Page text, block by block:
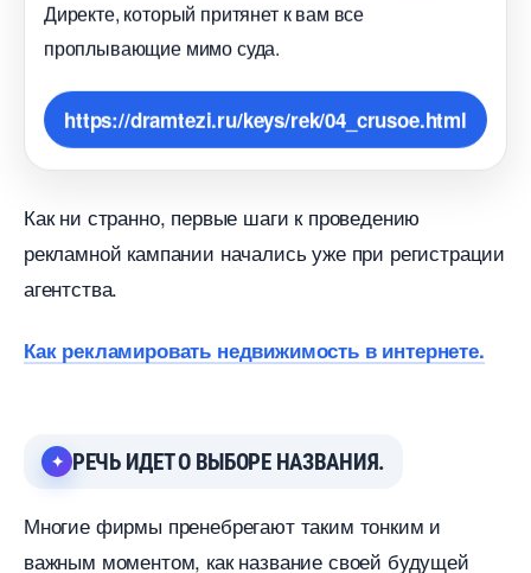
Директе, который притянет к вам все
проплывающие мимо суда.
https://dramtezi.ru/keys/rek/04_crusoe.html
Как ни странно, первые шаги к проведению
рекламной кампании начались уже при регистрации
агентства.
Как рекламировать недвижимость в интернете.
РЕЧЬ ИДЕТ О ВЫБОРЕ НАЗВАНИЯ.
Многие фирмы пренебрегают таким тонким и
ажным моментом, как название своей будущей